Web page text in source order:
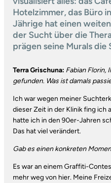
Hotelzimmer, das Büro
Jährige hat einen
der Sucht über die
prägen seine Murals die
Terra Grischuna: Fabian Florin,
gefunden. Was ist damals
Ich war wegen meiner
dieser Zeit in der Klinik fing ich
hatte ich in den 90er-Jahren
Das hat viel verändert.
Gab es einen konkreten
Es war an einem Graffiti-
mehr weg von hier. Meine